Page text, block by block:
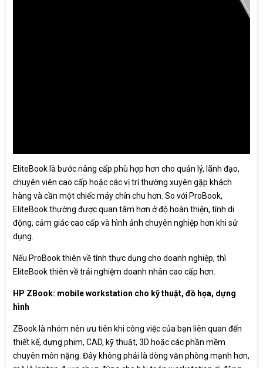
EliteBook là bước nâng cấp phù hợp hơn cho quản lý, lãnh đạo,
chuyên viên cao cấp hoặc các vị trí thường xuyên gặp khách
hàng và cần một chiếc máy chỉn chu hơn. So với ProBook,
EliteBook thường được quan tâm hơn ở độ hoàn thiện, tính di
động, cảm giác cao cấp và hình ảnh chuyên nghiệp hơn khi sử
dụng.
Nếu ProBook thiên về tính thực dụng cho doanh nghiệp, thì
EliteBook thiên về trải nghiệm doanh nhân cao cấp hơn.
HP ZBook: mobile workstation cho kỹ thuật, đồ họa, dựng
hình
ZBook là nhóm nên ưu tiên khi công việc của bạn liên quan đến
thiết kế, dựng phim, CAD, kỹ thuật, 3D hoặc các phần mềm
chuyên môn nặng. Đây không phải là dòng văn phòng mạnh hơn,